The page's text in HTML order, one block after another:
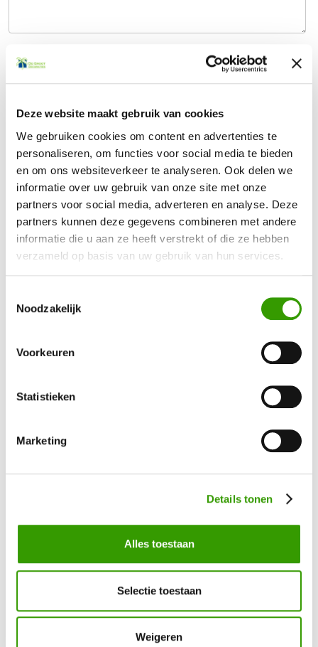
Deze website maakt gebruik van cookies
We gebruiken cookies om content en advertenties te
personaliseren, om functies voor social media te bieden
en om ons websiteverkeer te analyseren. Ook delen we
informatie over uw gebruik van onze site met onze
partners voor social media, adverteren en analyse. Deze
partners kunnen deze gegevens combineren met andere
informatie die u aan ze heeft verstrekt of die ze hebben
verzameld op basis van uw gebruik van hun services.
Noodzakelijk
Voorkeuren
Statistieken
Marketing
Details tonen
Alles toestaan
Selectie toestaan
Weigeren
Verzenden
Contact
Offerte aanvragen
Veelgestelde vragen
BEN JE GEÏNTERESSEERD GERAAKT IN ONZE
Neem contact op, dan helpen we je graag direct verder
Bel mij terug
Naam*
Telefoonnummer*